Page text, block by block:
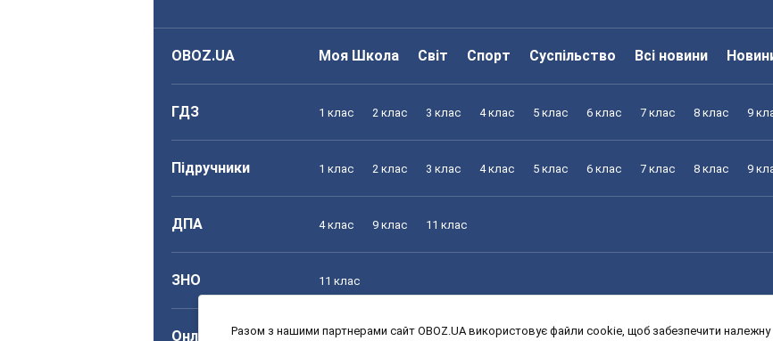
OBOZ.UA Моя Школа Світ Спорт Суспільство Всі новини
ГДЗ 1 клас 2 клас 3 клас 4 клас 5 клас 6 клас 7 клас 8 клас 9
Підручники 1 клас 2 клас 3 клас 4 клас 5 клас 6 клас 7 клас 8 клас 9
ДПА 4 клас 9 клас 11 клас
ЗНО 11 клас
Онлайн уроки 1 клас 2 клас 3 клас 4 клас 5 клас 6 клас 7 клас 8 клас 9
Разом з нашими партнерами сайт OBOZ.UA використовує файли cookie, щоб забезпечити належну